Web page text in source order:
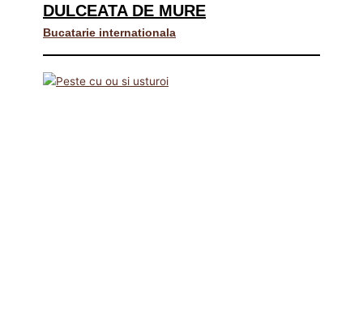
DULCEATA DE MURE
Bucatarie internationala